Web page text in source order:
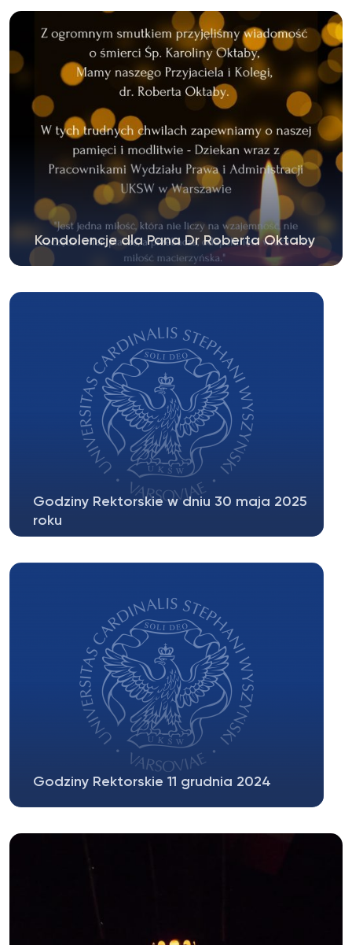
2.06.2026 w sprawie organizacji...
Kondolencje dla Pana Dr Roberta Oktaby
Godziny Rektorskie w dniu 30 maja 2025
roku
Kształcenia UKSW z dnia 29 maja 2025 r....
Godziny Rektorskie 11 grudnia 2024
związku z Galą Diamentów UKSW,...